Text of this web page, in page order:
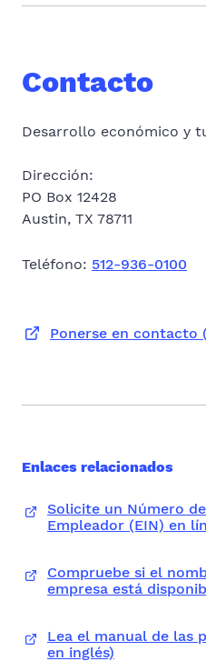
Contacto
Desarrollo económico y
Dirección:
PO Box 12428
Austin, TX 78711
Teléfono: 512-936-0100
Ponerse en contacto
Enlaces relacionados
Solicite un Número
Empleador (EIN) en
Compruebe si el
empresa está
Lea el manual de las
en inglés)